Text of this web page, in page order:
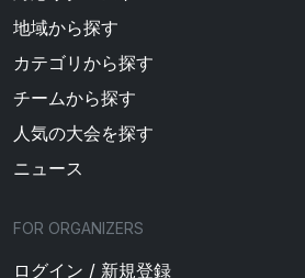
地域から探す
カテゴリから探す
チームから探す
人気の大会を探す
ニュース
FOR ORGANIZERS
ログイン / 新規登録